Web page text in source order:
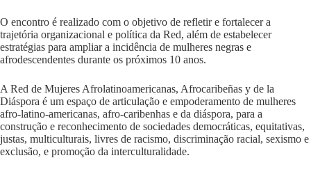
O encontro é realizado com o objetivo de refletir e fortalecer a
trajetória organizacional e política da Red, além de estabelecer
estratégias para ampliar a incidência de mulheres negras e
afrodescendentes durante os próximos 10 anos.
A Red de Mujeres Afrolatinoamericanas, Afrocaribeñas y de la
Diáspora é um espaço de articulação e empoderamento de mulheres
afro-latino-americanas, afro-caribenhas e da diáspora, para a
construção e reconhecimento de sociedades democráticas, equitativas,
justas, multiculturais, livres de racismo, discriminação racial, sexismo e
exclusão, e promoção da interculturalidade.